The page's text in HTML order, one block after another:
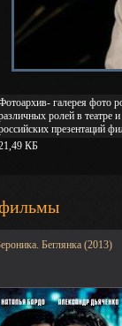
галерея фото
ролей в театре
презентаций
КБ
Беглянка (2013)